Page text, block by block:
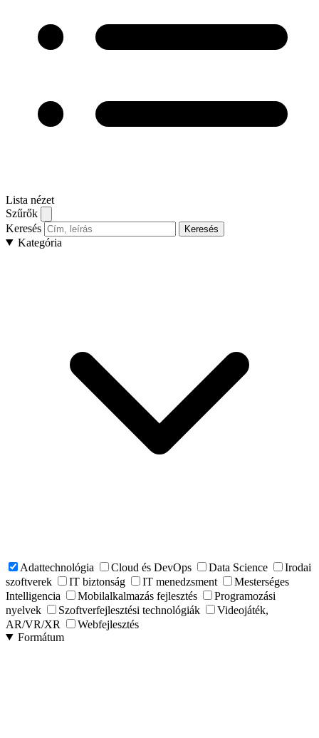
Lista nézet
Szűrők
Keresés
Keresés
Kategória
Adattechnológia Cloud és DevOps Data Science
Irodai
szoftverek
IT biztonság IT menedzsment
Mesterséges
Intelligencia
Mobilalkalmazás fejlesztés
Programozási
nyelvek
Szoftverfejlesztési technológiák
Videojáték,
AR/VR/XR
Webfejlesztés
Formátum